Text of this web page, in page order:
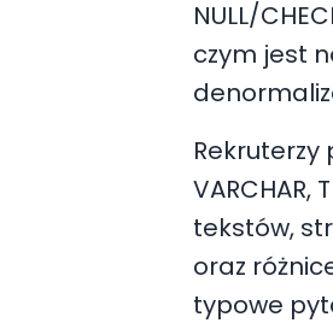
NULL/
czym jest
Rekruterzy
VARCHAR,
tekstów,
oraz
typowe